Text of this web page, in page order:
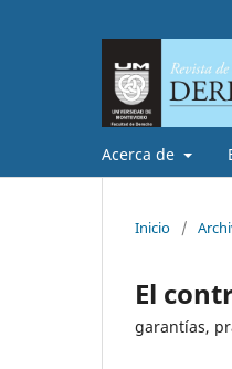
Acerca de
Inicio /
El
garantías,